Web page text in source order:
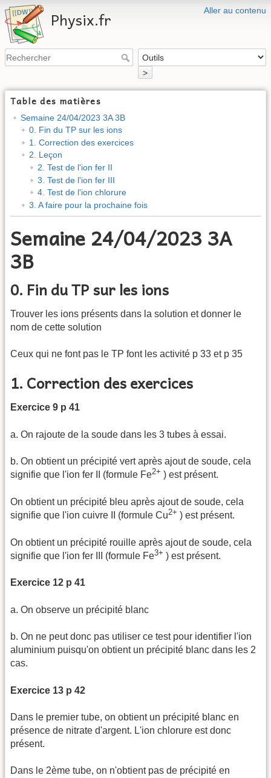
Aller au contenu
Physix.fr
>
Table des matières
Semaine 24/04/2023 3A 3B
0. Fin du TP sur les ions
1. Correction des exercices
2. Leçon
2. Test de l'ion fer II
3. Test de l'ion fer III
4. Test de l'ion chlorure
3. A faire pour la prochaine fois
Semaine 24/04/2023 3A
3B
0. Fin du TP sur les ions
Trouver les ions présents dans la solution et donner le
nom de cette solution
Ceux qui ne font pas le TP font les activité p 33 et p 35
1. Correction des exercices
Exercice 9 p 41
a. On rajoute de la soude dans les 3 tubes à essai.
b. On obtient un précipité vert après ajout de soude, cela
signifie que l'ion fer II (formule Fe2+ ) est présent.
On obtient un précipité bleu après ajout de soude, cela
signifie que l'ion cuivre II (formule Cu2+ ) est présent.
On obtient un précipité rouille après ajout de soude, cela
signifie que l'ion fer III (formule Fe3+ ) est présent.
Exercice 12 p 41
a. On observe un précipité blanc
b. On ne peut donc pas utiliser ce test pour identifier l'ion
aluminium puisqu'on obtient un précipité blanc dans les 2
cas.
Exercice 13 p 42
Dans le premier tube, on obtient un précipité blanc en
présence de nitrate d'argent. L'ion chlorure est donc
présent.
Dans le 2ème tube, on n'obtient pas de précipité en